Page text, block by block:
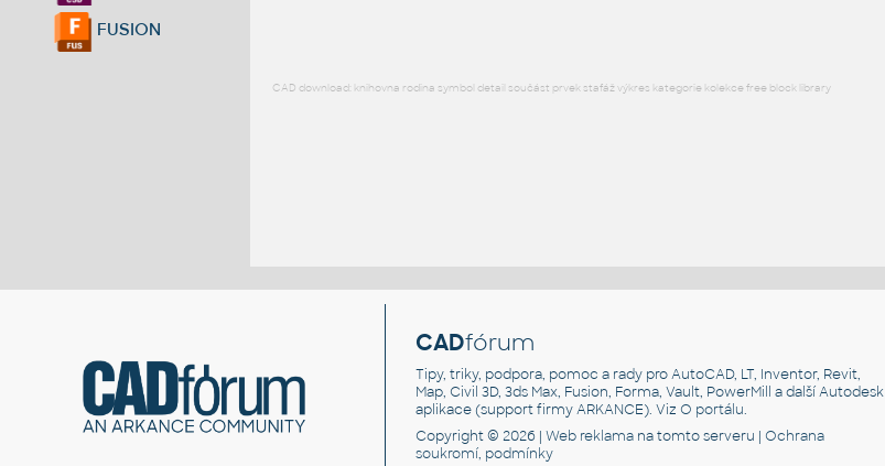
FUSION
CAD download: knihovna rodina symbol detail součást prvek stafáž výkres kategorie kolekce free block library
CADfórum
Tipy, triky, podpora, pomoc a rady pro AutoCAD, LT, Inventor, Revit,
Map, Civil 3D, 3ds Max, Fusion, Forma, Vault, PowerMill a další Autodesk
aplikace (support firmy ARKANCE). VizO portálu.
Copyright © 2026 |Web reklama na tomto serveru |Ochrana
soukromí, podmínky